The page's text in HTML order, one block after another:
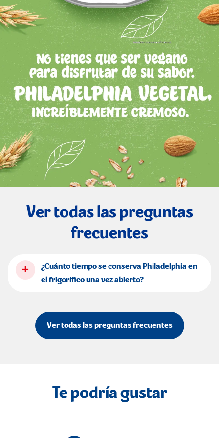
Ver todas las preguntas
frecuentes
+
¿Cuánto tiempo se conserva Philadelphia en
el frigorífico una vez abierto?
Ver todas las preguntas frecuentes
Te podría gustar